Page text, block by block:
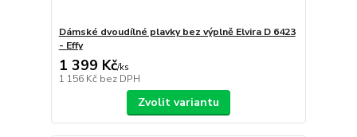
Dámské dvoudílné plavky bez výplně Elvira D 6423
- Effy
1 399 Kč/ks
1 156 Kč bez DPH
Zvolit variantu